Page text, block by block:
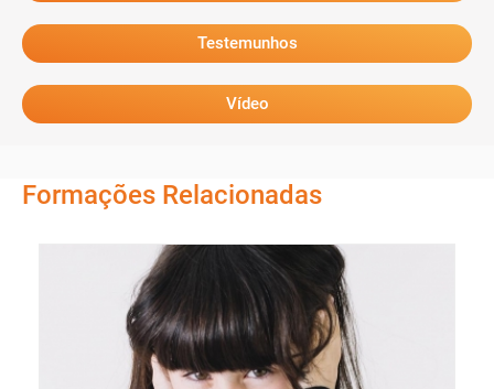
Testemunhos
Vídeo
Formações Relacionadas